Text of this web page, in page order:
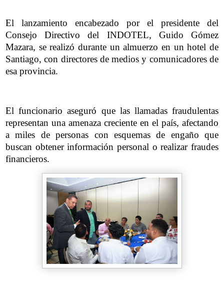
El lanzamiento encabezado por el presidente del
Consejo Directivo del INDOTEL, Guido Gómez
Mazara, se realizó durante un almuerzo en un hotel de
Santiago, con directores de medios y comunicadores de
esa provincia.
El funcionario aseguró que las llamadas fraudulentas
representan una amenaza creciente en el país, afectando
a miles de personas con esquemas de engaño que
buscan obtener información personal o realizar fraudes
financieros.